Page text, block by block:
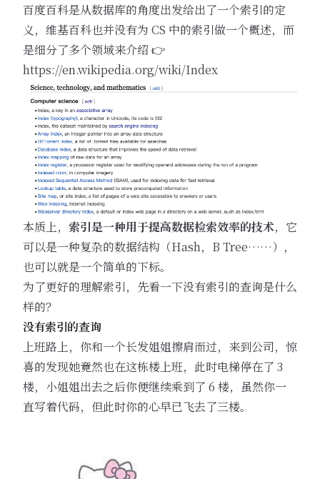
百度百科是从数据库的角度出发给出了一个索引的定
义，维基百科也并没有为 CS 中的索引做一个概述，而
是细分了多个领域来介绍 👉
https://en.wikipedia.org/wiki/Index
本质上， 索引是一种用于提高数据检索效率的技术，它
可以是一种复杂的数据结构（Hash，B Tree……），
也可以就是一个简单的下标。
为了更好的理解索引，先看一下没有索引的查询是什么
样的？
没有索引的查询
上班路上，你和一个长发姐姐擦肩而过，来到公司，惊
喜的发现她竟然也在这栋楼上班，此时电梯停在了 3
楼，小姐姐出去之后你便继续乘到了 6 楼，虽然你一
直写着代码，但此时你的心早已飞去了三楼。